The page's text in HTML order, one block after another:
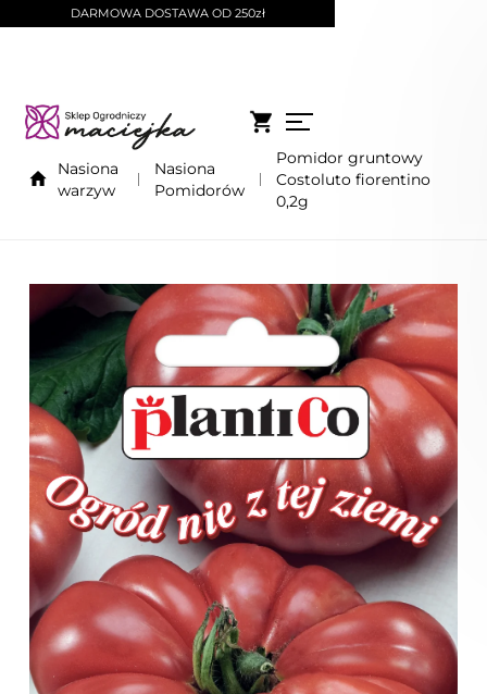
DARMOWA DOSTAWA OD 250zł
Nasiona
warzyw
Nasiona
Pomidorów
Pomidor gruntowy
Costoluto fiorentino
0,2g